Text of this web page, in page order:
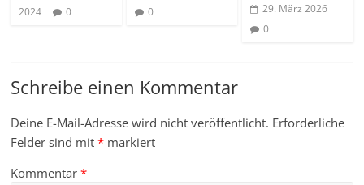
2024
0
0
29. März 2026
0
Schreibe einen Kommentar
Deine E-Mail-Adresse wird nicht veröffentlicht. Erforderliche
Felder sind mit* markiert
Kommentar*